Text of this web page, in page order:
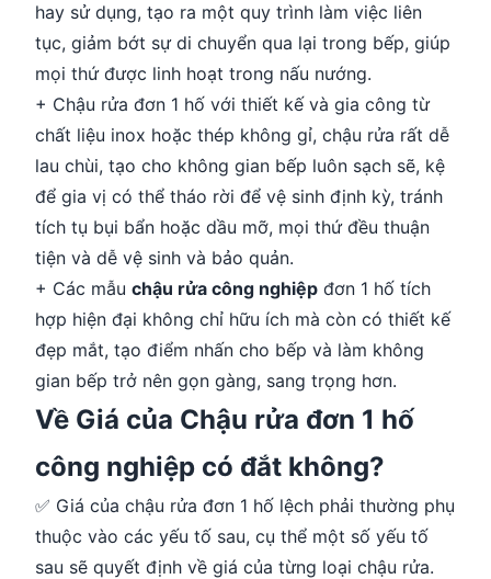
hay sử dụng, tạo ra một quy trình làm việc liên
tục, giảm bớt sự di chuyển qua lại trong bếp, giúp
mọi thứ được linh hoạt trong nấu nướng.
+ Chậu rửa đơn 1 hố với thiết kế và gia công từ
chất liệu inox hoặc thép không gỉ, chậu rửa rất dễ
lau chùi, tạo cho không gian bếp luôn sạch sẽ, kệ
để gia vị có thể tháo rời để vệ sinh định kỳ, tránh
tích tụ bụi bẩn hoặc dầu mỡ, mọi thứ đều thuận
tiện và dễ vệ sinh và bảo quản.
+ Các mẫu chậu rửa công nghiệp đơn 1 hố tích
hợp hiện đại không chỉ hữu ích mà còn có thiết kế
đẹp mắt, tạo điểm nhấn cho bếp và làm không
gian bếp trở nên gọn gàng, sang trọng hơn.
Về Giá của Chậu rửa đơn 1 hố
công nghiệp có đắt không?
✅ Giá của chậu rửa đơn 1 hố lệch phải thường phụ
thuộc vào các yếu tố sau, cụ thể một số yếu tố
sau sẽ quyết định về giá của từng loại chậu rửa.